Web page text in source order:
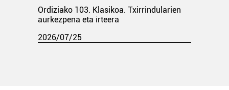
Ordiziako 103. Klasikoa. Txirrindularien
aurkezpena eta irteera
2026/07/25